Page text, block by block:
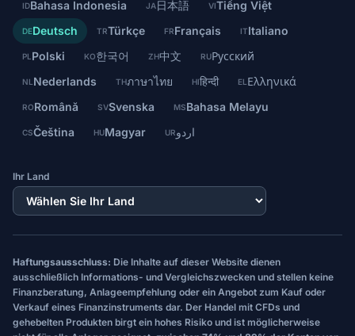
IDBahasa Indonesia JA日本語 VITiếng Việt
DEDeutsch TRTürkçe FRFrançais ITItaliano
PL Polski KO한국어 ZH中文 RUРусский
NL Nederlands THภาษาไทย HIहिन्दी EL Ελληνικά
RORomână SVSvenska MSBahasa Melayu
CSČeština HUMagyar URاردو
Ihr Land
Haftungsausschluss: Die Inhalte auf dieser Website dienen
ausschließlich Informations- und Vergleichszwecken und stellen keine
Finanzberatung, Anlageempfehlung oder ein Angebot zum Kauf oder
Verkauf eines Finanzinstruments dar. Der Handel mit CFDs und
gehebelten Produkten birgt ein hohes Risiko und ist möglicherweise